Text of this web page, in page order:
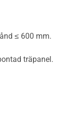
≤ 600 mm.
träpanel.